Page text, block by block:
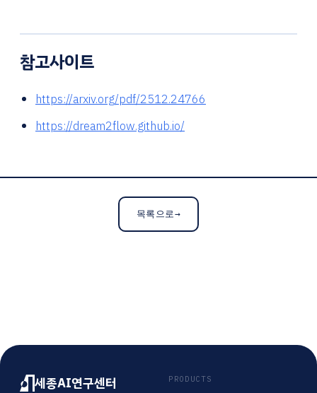
참고사이트
https://arxiv.org/pdf/2512.24766
https://dream2flow.github.io/
목록으로→
세종AI연구센터 PRODUCTS